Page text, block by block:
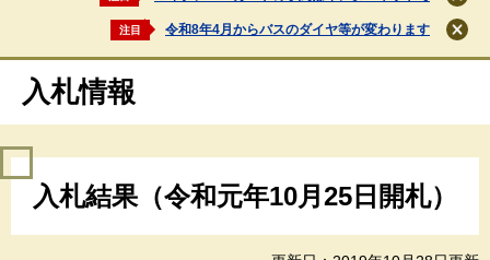
る
閉
じ
る
注目 令和8年4月からバスのダイヤ等が変わります
閉
じ
入札情報
入札結果（令和元年10月25日開札）